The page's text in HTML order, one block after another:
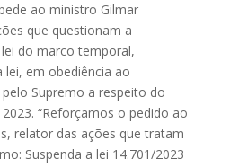
ao ministro Gilmar
que questionam a
do marco temporal,
lei, em obediência ao
Supremo a respeito do
“Reforçamos o pedido ao
relator das ações que tratam
Suspenda a lei 14.701/2023